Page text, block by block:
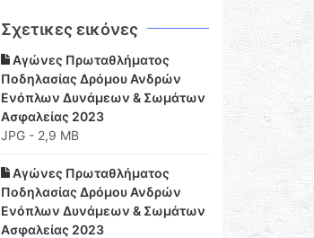
Σχετικες εικόνες
Αγώνες Πρωταθλήματος
Ποδηλασίας Δρόμου Ανδρών
Ενόπλων Δυνάμεων & Σωμάτων
Ασφαλείας 2023
JPG - 2,9 MB
Αγώνες Πρωταθλήματος
Ποδηλασίας Δρόμου Ανδρών
Ενόπλων Δυνάμεων & Σωμάτων
Ασφαλείας 2023